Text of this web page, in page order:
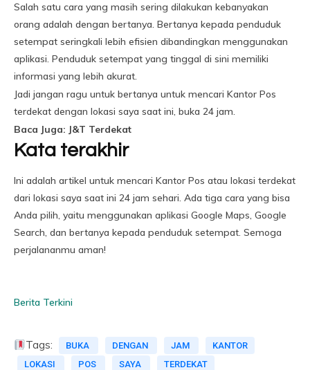
Salah satu cara yang masih sering dilakukan kebanyakan
orang adalah dengan bertanya. Bertanya kepada penduduk
setempat seringkali lebih efisien dibandingkan menggunakan
aplikasi. Penduduk setempat yang tinggal di sini memiliki
informasi yang lebih akurat.
Jadi jangan ragu untuk bertanya untuk mencari Kantor Pos
terdekat dengan lokasi saya saat ini, buka 24 jam.
Baca Juga: J&T Terdekat
Kata terakhir
Ini adalah artikel untuk mencari Kantor Pos atau lokasi terdekat
dari lokasi saya saat ini 24 jam sehari. Ada tiga cara yang bisa
Anda pilih, yaitu menggunakan aplikasi Google Maps, Google
Search, dan bertanya kepada penduduk setempat. Semoga
perjalananmu aman!
Berita Terkini
Tags: BUKA DENGAN JAM
KANTOR
LOKASI
POS SAYA TERDEKAT